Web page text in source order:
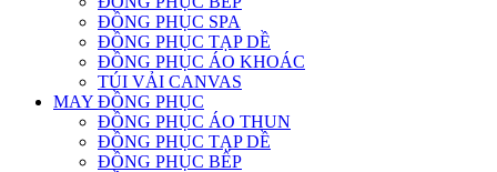
ĐỒNG PHỤC SPA
ĐỒNG PHỤC TẠP DỀ
ĐỒNG PHỤC ÁO KHOÁC
TÚI VẢI CANVAS
MAY ĐỒNG PHỤC
ĐỒNG PHỤC ÁO THUN
ĐỒNG PHỤC TẠP DỀ
ĐỒNG PHỤC BẾP